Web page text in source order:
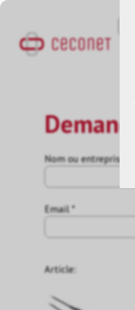
Demande
Nom ou entreprise *
Email *
Article: